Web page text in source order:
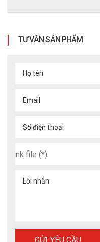
TƯ VẤN SẢN PHẨM
Họ tên
Email
Số điện thoại
Lời nhắn